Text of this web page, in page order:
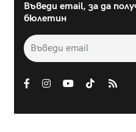
Въведи email, за да
бюлетин